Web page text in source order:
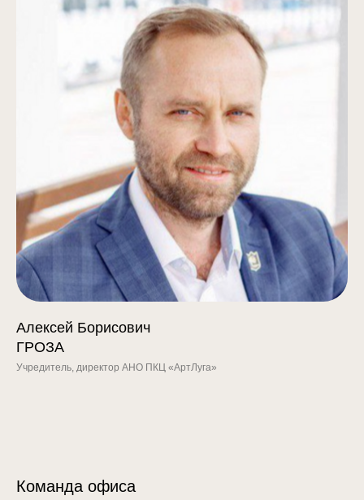
Алексей Борисович
ГРОЗА
Учредитель, директор АНО ПКЦ «АртЛуга»
Команда офиса